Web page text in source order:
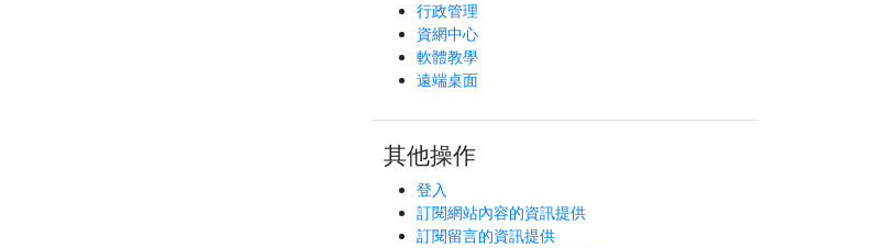
行政管理
資網中心
軟體教學
遠端桌面
其他操作
登入
訂閱網站內容的資訊提供
訂閱留言的資訊提供